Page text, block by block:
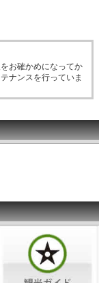
お確かめになってか
ナンスを行っていま